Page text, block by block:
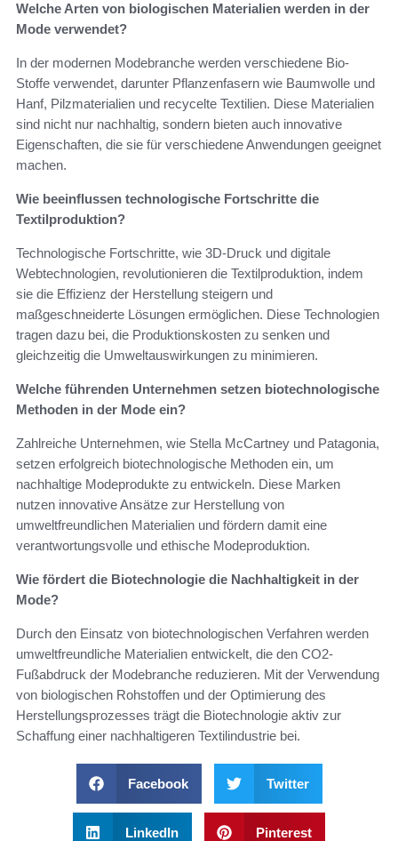
Welche Arten von biologischen Materialien werden in der
Mode verwendet?
In der modernen Modebranche werden verschiedene Bio-
Stoffe verwendet, darunter Pflanzenfasern wie Baumwolle und
Hanf, Pilzmaterialien und recycelte Textilien. Diese Materialien
sind nicht nur nachhaltig, sondern bieten auch innovative
Eigenschaften, die sie für verschiedene Anwendungen geeignet
machen.
Wie beeinflussen technologische Fortschritte die
Textilproduktion?
Technologische Fortschritte, wie 3D-Druck und digitale
Webtechnologien, revolutionieren die Textilproduktion, indem
sie die Effizienz der Herstellung steigern und
maßgeschneiderte Lösungen ermöglichen. Diese Technologien
tragen dazu bei, die Produktionskosten zu senken und
gleichzeitig die Umweltauswirkungen zu minimieren.
Welche führenden Unternehmen setzen biotechnologische
Methoden in der Mode ein?
Zahlreiche Unternehmen, wie Stella McCartney und Patagonia,
setzen erfolgreich biotechnologische Methoden ein, um
nachhaltige Modeprodukte zu entwickeln. Diese Marken
nutzen innovative Ansätze zur Herstellung von
umweltfreundlichen Materialien und fördern damit eine
verantwortungsvolle und ethische Modeproduktion.
Wie fördert die Biotechnologie die Nachhaltigkeit in der
Mode?
Durch den Einsatz von biotechnologischen Verfahren werden
umweltfreundliche Materialien entwickelt, die den CO2-
Fußabdruck der Modebranche reduzieren. Mit der Verwendung
von biologischen Rohstoffen und der Optimierung des
Herstellungsprozesses trägt die Biotechnologie aktiv zur
Schaffung einer nachhaltigeren Textilindustrie bei.
Facebook Twitter
LinkedIn Pinterest